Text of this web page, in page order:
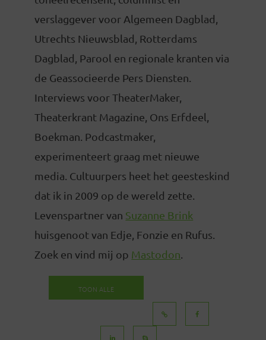
verslaggever voor Algemeen Dagblad,
Utrechts Nieuwsblad, Rotterdams
Dagblad, Parool en regionale kranten via
de Geassocieerde Pers Diensten.
Interviews voor TheaterMaker,
Theaterkrant Magazine, Ons Erfdeel,
Boekman. Podcastmaker,
experimenteert graag met nieuwe
media. Cultuurpers heet het geesteskind
dat ik in 2009 op de wereld zette.
Levenspartner van Suzanne Brink
huisgenoot van Edje, Fonzie en Rufus.
Zoek en vind mij op Mastodon
TOON ALLE